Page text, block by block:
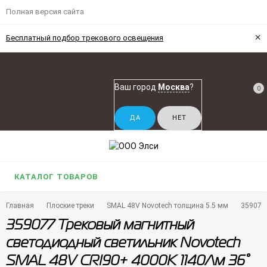
Полная версия сайта
Бесплатный подбор трекового освещения ×
Ваш город Москва? 0
КАТАЛОГ ТОВАРОВ
Главная Плоские треки SMAL 48V Novotech толщина 5.5 мм
359077 Трековый магнитный
светодиодный светильник Novotech
SMAL 48V CRI90+ 4000К 1140Лм 36°